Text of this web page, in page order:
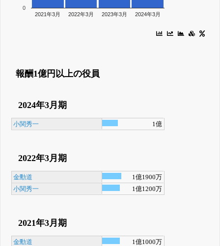
2021年3月 2022年3月 2023年3月 2024年3月
0
報酬1億円以上の役員
2024年3月期
小関秀一 1億
2022年3月期
金勳道
1億1900万
小関秀一
1億1200万
2021年3月期
金勳道 1億1000万